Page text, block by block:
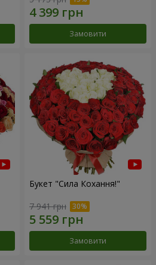
Замовити
Букет "Сила Кохання!"
7 941 грн
Замовити